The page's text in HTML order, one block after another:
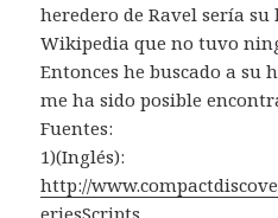
heredero de Ravel sería
Wikipedia que no tuvo
Entonces he buscado a su
me ha sido posible
Fuentes:
1)(Inglés):
http://